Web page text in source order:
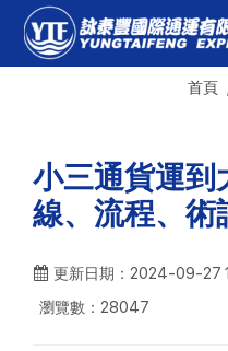
首頁
小三通貨運到
線、流程、術
更新日期：2024-09-27
瀏覽數：28047